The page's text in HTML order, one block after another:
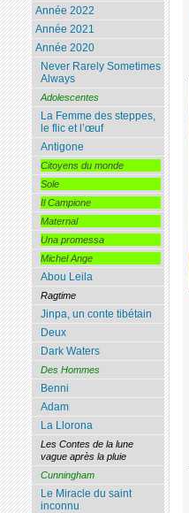
Année 2022
Année 2021
Année 2020
Never Rarely Sometimes
Always
Adolescentes
La Femme des steppes,
le flic et l’œuf
Antigone
Citoyens du monde
Sole
Il Campione
Maternal
Una promessa
Michel Ange
Abou Leila
Ragtime
Jinpa, un conte tibétain
Deux
Dark Waters
Des Hommes
Benni
Adam
La Llorona
Les Contes de la lune
vague après la pluie
Cunningham
Le Miracle du saint
inconnu